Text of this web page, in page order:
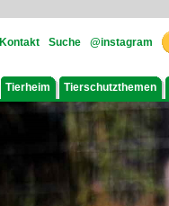
Kontakt Suche @instagram
Tierheim Tierschutzthemen